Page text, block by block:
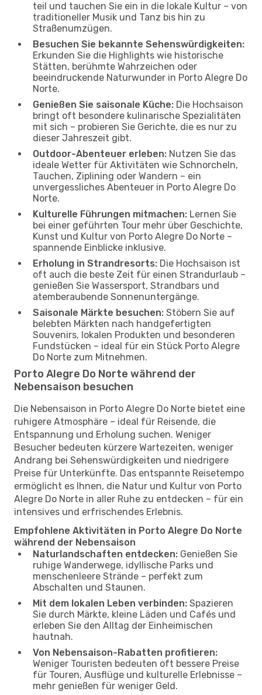
teil und tauchen Sie ein in die lokale Kultur – von
traditioneller Musik und Tanz bis hin zu
Straßenumzügen.
Besuchen Sie bekannte Sehenswürdigkeiten:
Erkunden Sie die Highlights wie historische
Stätten, berühmte Wahrzeichen oder
beeindruckende Naturwunder in Porto Alegre Do
Norte.
Genießen Sie saisonale Küche: Die Hochsaison
bringt oft besondere kulinarische Spezialitäten
mit sich – probieren Sie Gerichte, die es nur zu
dieser Jahreszeit gibt.
Outdoor-Abenteuer erleben: Nutzen Sie das
ideale Wetter für Aktivitäten wie Schnorcheln,
Tauchen, Ziplining oder Wandern – ein
unvergessliches Abenteuer in Porto Alegre Do
Norte.
Kulturelle Führungen mitmachen: Lernen Sie
bei einer geführten Tour mehr über Geschichte,
Kunst und Kultur von Porto Alegre Do Norte –
spannende Einblicke inklusive.
Erholung in Strandresorts: Die Hochsaison ist
oft auch die beste Zeit für einen Strandurlaub –
genießen Sie Wassersport, Strandbars und
atemberaubende Sonnenuntergänge.
Saisonale Märkte besuchen: Stöbern Sie auf
belebten Märkten nach handgefertigten
Souvenirs, lokalen Produkten und besonderen
Fundstücken – ideal für ein Stück Porto Alegre
Do Norte zum Mitnehmen.
Porto Alegre Do Norte während der
Nebensaison besuchen
Die Nebensaison in Porto Alegre Do Norte bietet eine
ruhigere Atmosphäre – ideal für Reisende, die
Entspannung und Erholung suchen. Weniger
Besucher bedeuten kürzere Wartezeiten, weniger
Andrang bei Sehenswürdigkeiten und niedrigere
Preise für Unterkünfte. Das entspannte Reisetempo
ermöglicht es Ihnen, die Natur und Kultur von Porto
Alegre Do Norte in aller Ruhe zu entdecken – für ein
intensives und erfrischendes Erlebnis.
Empfohlene Aktivitäten in Porto Alegre Do Norte
während der Nebensaison
Naturlandschaften entdecken: Genießen Sie
ruhige Wanderwege, idyllische Parks und
menschenleere Strände – perfekt zum
Abschalten und Staunen.
Mit dem lokalen Leben verbinden: Spazieren
Sie durch Märkte, kleine Läden und Cafés und
erleben Sie den Alltag der Einheimischen
hautnah.
Von Nebensaison-Rabatten profitieren:
Weniger Touristen bedeuten oft bessere Preise
für Touren, Ausflüge und kulturelle Erlebnisse –
mehr genießen für weniger Geld.